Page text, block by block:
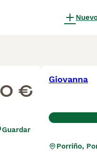
€
Guardar
Giovanna
Porriño,